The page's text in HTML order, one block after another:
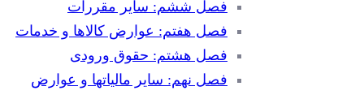
فصل ششم: سایر مقررات
فصل هفتم: عوارض کالاها و خدمات
فصل هشتم: حقوق ورودی
فصل نهم: سایر مالیاتها و عوارض